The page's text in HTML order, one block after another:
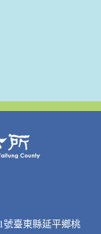
號臺東縣延平鄉桃